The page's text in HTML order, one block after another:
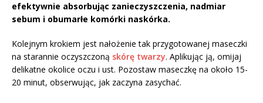
efektywnie absorbując zanieczyszczenia, nadmiar
sebum i obumarłe komórki naskórka.
Kolejnym krokiem jest nałożenie tak przygotowanej maseczki
na starannie oczyszczoną skórę twarzy. Aplikując ją, omijaj
delikatne okolice oczu i ust. Pozostaw maseczkę na około 15-
20 minut, obserwując, jak zaczyna zasychać.